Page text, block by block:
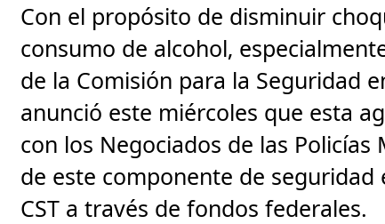
Con el propósito de disminuir
consumo de alcohol,
de la Comisión para la Seguridad
anunció este miércoles que esta
con los Negociados de las
de este componente de
CST a través de fondos federales.